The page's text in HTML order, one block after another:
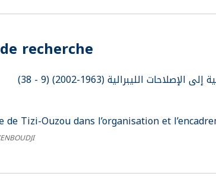
recherche
الليبرالية (1963-2002) (9 - 38)
Tizi-Ouzou dans l’organisation et